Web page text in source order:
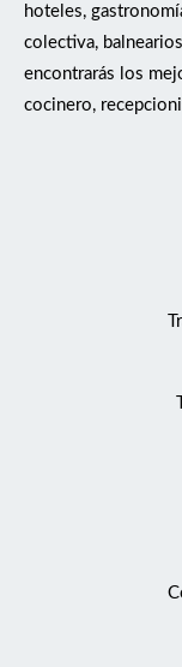
hoteles,
colectiva,
encontrarás los
cocinero,